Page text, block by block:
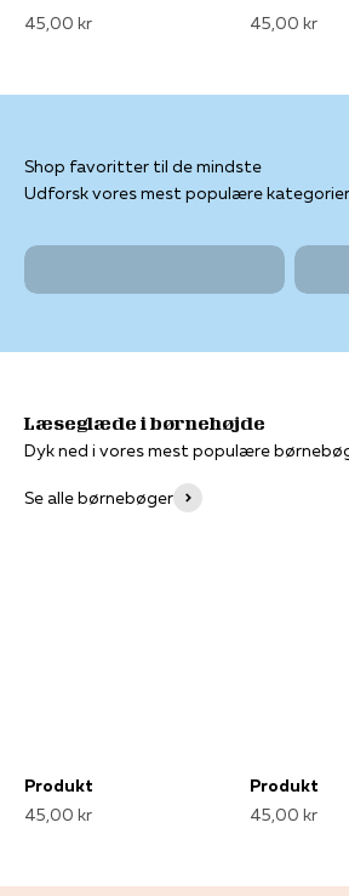
45,00 kr
45,00 kr
Udforsk vores mest populære
Dyk ned i vores mest populære
Se alle børnebøger
Produkt
45,00 kr
Produkt
45,00 kr